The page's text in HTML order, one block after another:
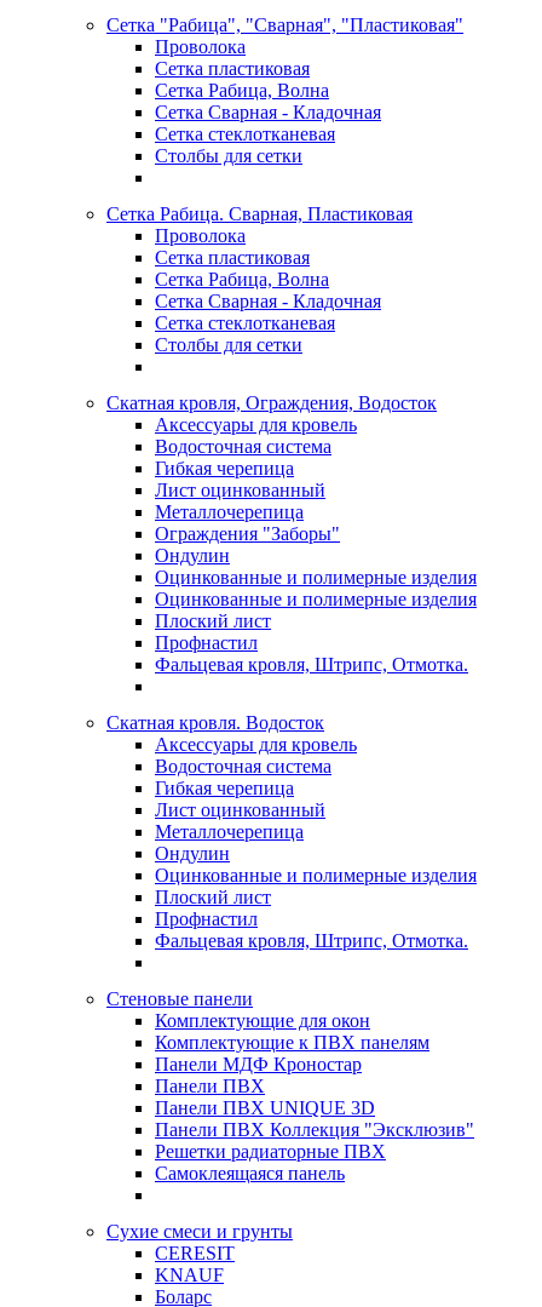
Сетка "Рабица", "Сварная", "Пластиковая"
Проволока
Сетка пластиковая
Сетка Рабица, Волна
Сетка Сварная - Кладочная
Сетка стеклотканевая
Столбы для сетки
Сетка Рабица. Сварная, Пластиковая
Проволока
Сетка пластиковая
Сетка Рабица, Волна
Сетка Сварная - Кладочная
Сетка стеклотканевая
Столбы для сетки
Скатная кровля, Ограждения, Водосток
Аксессуары для кровель
Водосточная система
Гибкая черепица
Лист оцинкованный
Металлочерепица
Ограждения "Заборы"
Ондулин
Оцинкованные и полимерные изделия
Оцинкованные и полимерные изделия
Плоский лист
Профнастил
Фальцевая кровля, Штрипс, Отмотка.
Скатная кровля. Водосток
Аксессуары для кровель
Водосточная система
Гибкая черепица
Лист оцинкованный
Металлочерепица
Ондулин
Оцинкованные и полимерные изделия
Плоский лист
Профнастил
Фальцевая кровля, Штрипс, Отмотка.
Стеновые панели
Комплектующие для окон
Комплектующие к ПВХ панелям
Панели МДФ Кроностар
Панели ПВХ
Панели ПВХ UNIQUE 3D
Панели ПВХ Коллекция "Эксклюзив"
Решетки радиаторные ПВХ
Самоклеящаяся панель
Сухие смеси и грунты
CERESIT
KNAUF
Боларс